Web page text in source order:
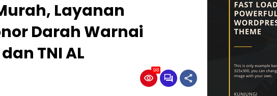
Layanan
Darah Warnai
TNI AL
98